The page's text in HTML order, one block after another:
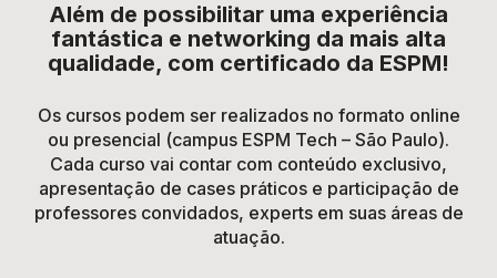
Além de possibilitar uma experiência
fantástica e networking da mais alta
qualidade, com certificado da ESPM!
Os cursos podem ser realizados no formato online
ou presencial (campus ESPM Tech – São Paulo).
Cada curso vai contar com conteúdo exclusivo,
apresentação de cases práticos e participação de
professores convidados, experts em suas áreas de
atuação.